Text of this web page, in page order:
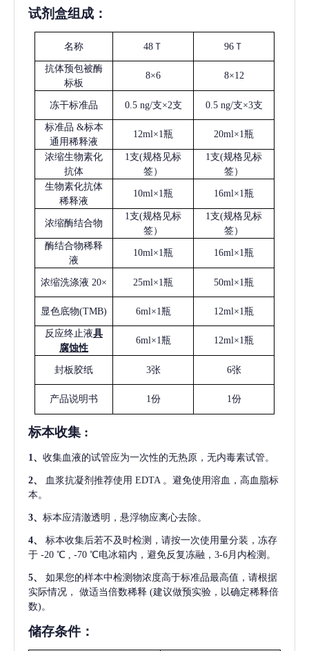
试剂盒组成：
名称 48Ｔ 96Ｔ
抗体预包被酶
标板
8×6 8×12
冻干标准品 0.5 ng/支×2支 0.5 ng/支×3支
标准品 &标本
通用稀释液
12ml×1瓶 20ml×1瓶
浓缩生物素化
抗体
1支(规格见标
签）
1支(规格见标
签）
生物素化抗体
稀释液
10ml×1瓶 16ml×1瓶
浓缩酶结合物
1支(规格见标
签）
1支(规格见标
签）
酶结合物稀释
液
10ml×1瓶 16ml×1瓶
浓缩洗涤液 20× 25ml×1瓶 50ml×1瓶
显色底物(TMB) 6ml×1瓶 12ml×1瓶
反应终止液具
腐蚀性
6ml×1瓶 12ml×1瓶
封板胶纸 3张 6张
产品说明书 1份 1份
标本收集 :
1 、 收集血液的试管应为一次性的无热原，无内毒素试管。
2、 血浆抗凝剂推荐使用 EDTA 。避免使用溶血，高血脂标
本。
3、 标本应清澈透明，悬浮物应离心去除。
4、
标本收集后若不及时检测，请按一次使用量分装，冻存
于 -20 ℃ , -70 ℃电冰箱内，避免反复冻融，3-6月内检测。
5、
如果您的样本中检测物浓度高于标准品最高值，请根据
实际情况，
做适当倍数稀释 (建议做预实验，以确定稀释倍
数)。
储存条件：